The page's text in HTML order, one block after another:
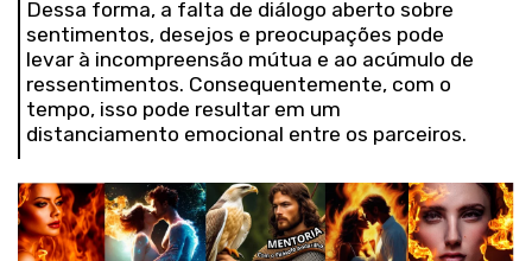
Dessa forma, a falta de diálogo aberto sobre
sentimentos, desejos e preocupações pode
levar à incompreensão mútua e ao acúmulo de
ressentimentos. Consequentemente, com o
tempo, isso pode resultar em um
distanciamento emocional entre os parceiros.